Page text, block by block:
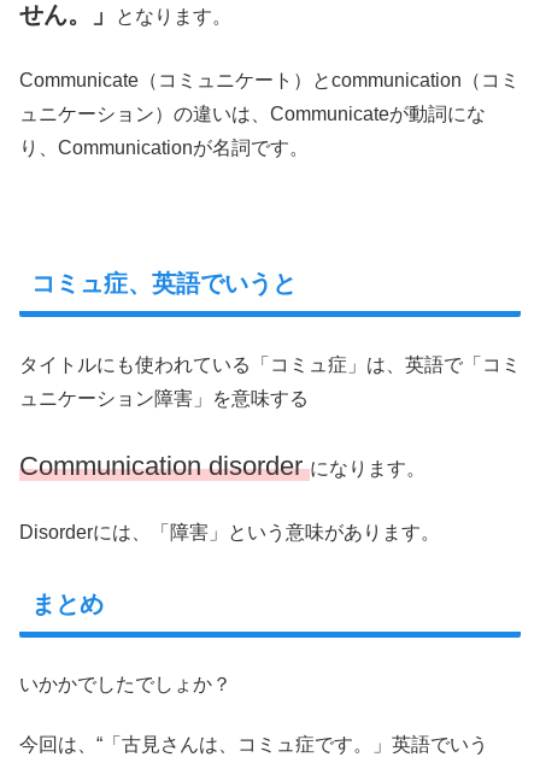
せん。」
となります。
Communicate（コミュニケート）とcommunication（コミ
ュニケーション）の違いは、Communicateが動詞にな
り、Communicationが名詞です。
コミュ症、英語でいうと
タイトルにも使われている「コミュ症」は、英語で「コミ
ュニケーション障害」を意味する
Communication disorderになります。
Disorderには、「障害」という意味があります。
まとめ
いかかでしたでしょか？
今回は、“「古見さんは、コミュ症です。」英語でいう